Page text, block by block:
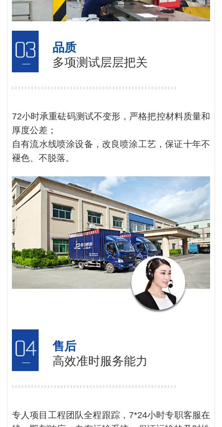
品质
多项测试层层把关
72小时承重砝码测试不变形，严格把控材料质量和
厚度公差；
自有流水线喷涂设备，改良喷涂工艺，保证十年不
褪色、不脱落。
售后
高效准时服务能力
专人项目工程团队全程跟踪，7*24小时专职客服在